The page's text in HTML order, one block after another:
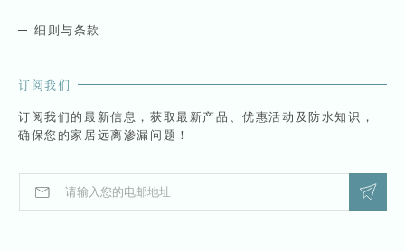
细则与条款
订阅我们
订阅我们的最新信息，获取最新产品、优惠活动及防水知识，
确保您的家居远离渗漏问题！
E
a